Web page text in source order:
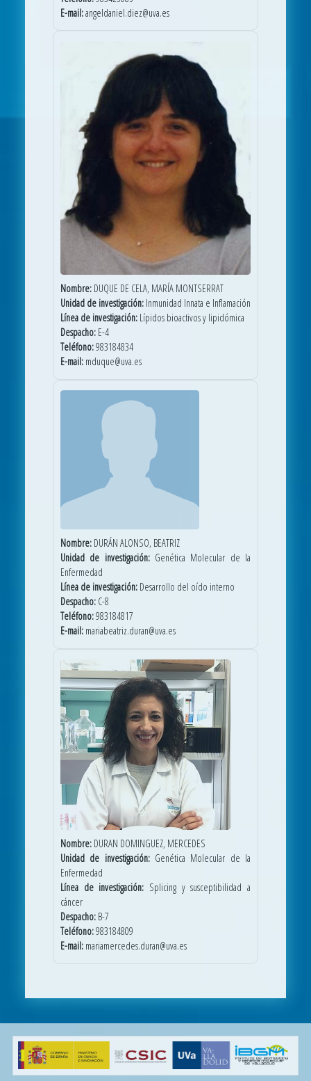
E-mail:angeldaniel.diez@uva.es
Nombre: DUQUE DE CELA, MARÍA MONTSERRAT
Unidad de investigación: Inmunidad Innata e Inflamación
Línea de investigación: Lípidos bioactivos y lipidómica
Despacho: E-4
Teléfono:983184834
E-mail: mduque@uva.es
Nombre: DURÁN ALONSO, BEATRIZ
Unidad de investigación:Genética Molecular de la
Enfermedad
Línea de investigación: Desarrollo del oído interno
Despacho: C-8
Teléfono:983184817
E-mail: mariabeatriz.duran@uva.es
Nombre: DURAN DOMINGUEZ, MERCEDES
Unidad de investigación:Genética Molecular de la
Enfermedad
Línea de investigación: Splicing y susceptibilidad a
cáncer
Despacho: B-7
Teléfono:983184809
E-mail: mariamercedes.duran@uva.es